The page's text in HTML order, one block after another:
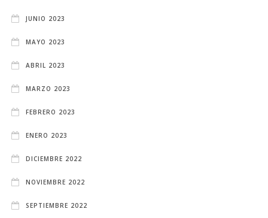
JUNIO 2023
MAYO 2023
ABRIL 2023
MARZO 2023
FEBRERO 2023
ENERO 2023
DICIEMBRE 2022
NOVIEMBRE 2022
SEPTIEMBRE 2022